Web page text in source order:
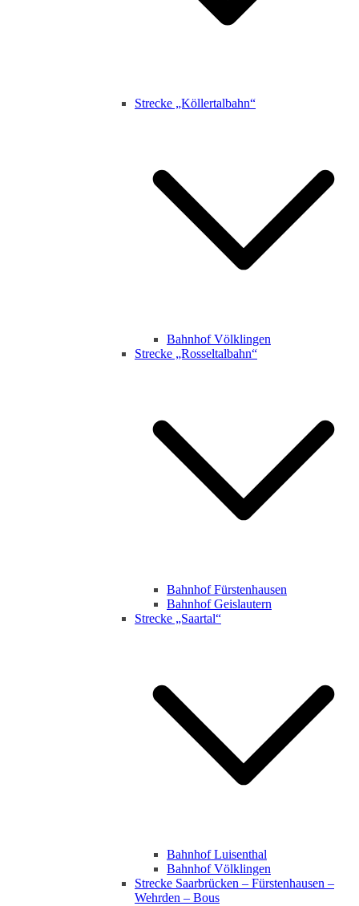
Strecke „Köllertalbahn“
Bahnhof Völklingen
Strecke „Rosseltalbahn“
Bahnhof Fürstenhausen
Bahnhof Geislautern
Strecke „Saartal“
Bahnhof Luisenthal
Bahnhof Völklingen
Strecke Saarbrücken – Fürstenhausen –
Wehrden – Bous